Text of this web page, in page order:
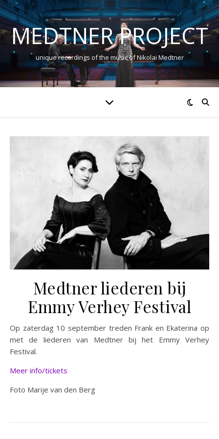
MEDTNER PROJECT
unique recordings of the music of Nikolai Medtner
Medtner liederen bij
Emmy Verhey Festival
Op zaterdag 10 september treden Frank en Ekaterina op
met de liederen van Medtner bij het Emmy Verhey
Festival.
Meer info/tickets
Foto Marije van den Berg